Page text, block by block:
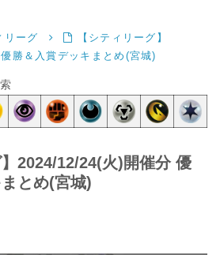
リーグ
【シティリーグ】
勝＆入賞デッキまとめ(宮城)
】2024/12/24(火)開催分 優
とめ(宮城)